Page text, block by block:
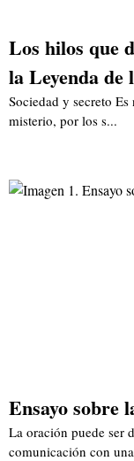
Los hilos que
la Leyenda de
Sociedad y secreto
misterio, por los s...
Ensayo sobre
La oración puede ser
comunicación con